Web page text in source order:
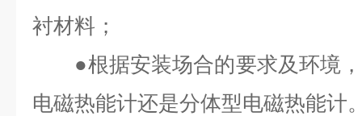
衬材料；
●根据安装场合的要求及环境
电磁热能计还是分体型电磁热能计